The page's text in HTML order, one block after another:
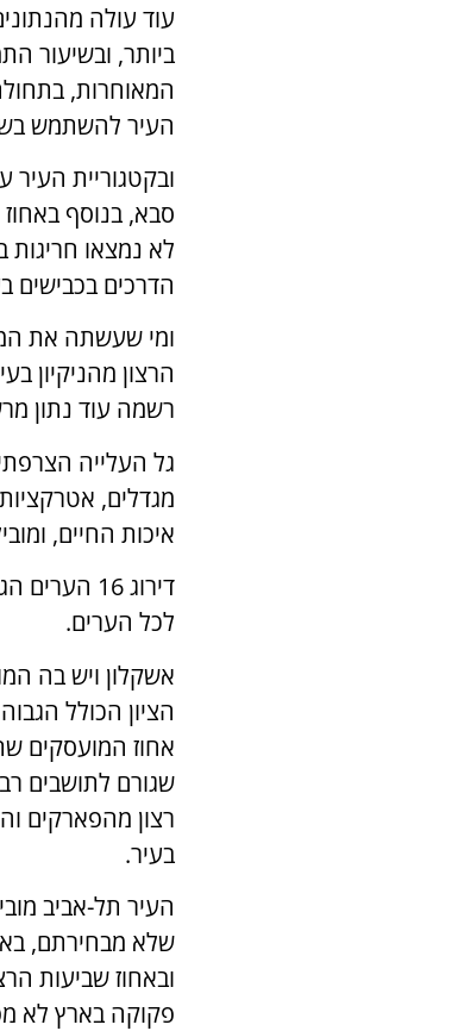
עוד עולה
ביותר, ובשיעור
המאוחרות,
העיר להשתמש
ובקטגוריית
סבא, בנוסף
הדרכים בכבישים
ומי שעשתה את
הרצון מהניקיון
רשמה עוד נתון
גל העלייה
מגדלים,
איכות החיים,
לכל הערים.
אחוז המועסקים
שגורם לתושבים
רצון מהפארקים
בעיר.
העיר תל-אביב
שלא מבחירתם,
ובאחוז שביעות
פקוקה בארץ לא